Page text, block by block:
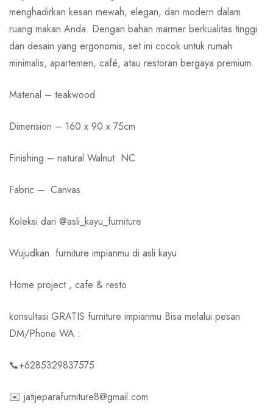
menghadirkan kesan mewah, elegan, dan modern dalam
ruang makan Anda. Dengan bahan marmer berkualitas tinggi
dan desain yang ergonomis, set ini cocok untuk rumah
minimalis, apartemen, café, atau restoran bergaya premium.
Material – teakwood
Dimension – 160 x 90 x 75cm
Finishing – natural Walnut NC
Fabric – Canvas
Koleksi dari @asli_kayu_furniture
Wujudkan furniture impianmu di asli kayu
Home project , cafe & resto
konsultasi GRATIS furniture impianmu Bisa melalui pesan
DM/Phone WA :
📞+6285329837575
✉️ jatijeparafurniture8@gmail.com